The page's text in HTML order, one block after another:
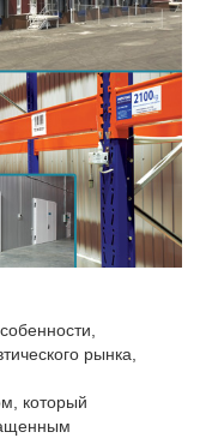
рынка,
который